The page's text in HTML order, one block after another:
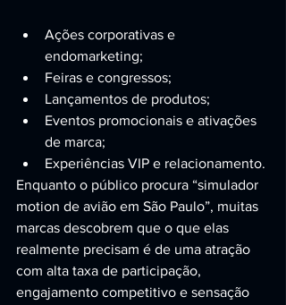
Ações corporativas e
endomarketing;
Feiras e congressos;
Lançamentos de produtos;
Eventos promocionais e ativações
de marca;
Experiências VIP e relacionamento.
Enquanto o público procura “simulador
motion de avião em São Paulo”, muitas
marcas descobrem que o que elas
realmente precisam é de uma atração
com alta taxa de participação,
engajamento competitivo e sensação